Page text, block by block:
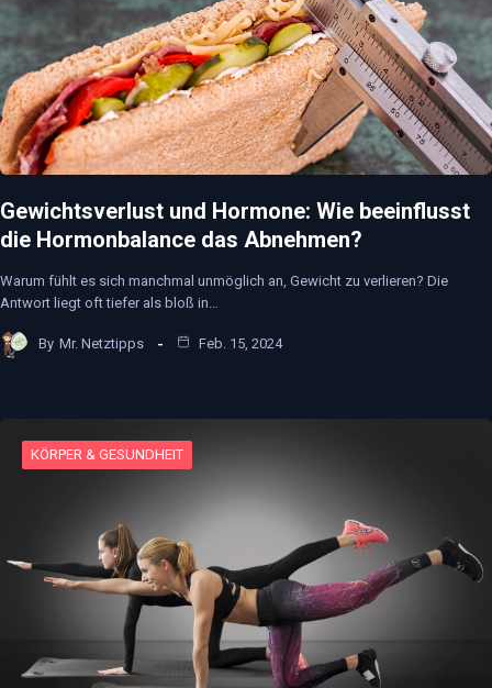
Gewichtsverlust und Hormone: Wie beeinflusst
die Hormonbalance das Abnehmen?
Warum fühlt es sich manchmal unmöglich an, Gewicht zu verlieren? Die
Antwort liegt oft tiefer als bloß in…
By Mr. Netztipps Feb. 15, 2024
KÖRPER & GESUNDHEIT